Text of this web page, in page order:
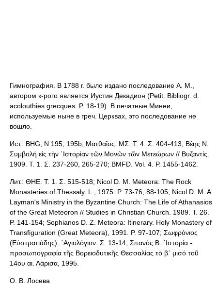
Гимнография. В 1788 г. было издано последование А. М.,
автором к-рого является Иустин Декадион (Petit. Bibliogr. d.
acolouthies grecques. P. 18-19). В печатные Минеи,
используемые ныне в греч. Церквах, это последование не
вошло.
Ист.: BHG, N 195, 195b; Ματθαῖος. ΜΣ. T. 4. Σ. 404-413; Βέης Ν.
Συμβολή εἰς τὴν ῾Ιστορίαν τῶν Μονῶν τῶν Μετεώρων // Βυζαντίς.
1909. Τ. 1. Σ. 237-260, 265-270; BMFD. Vol. 4. P. 1455-1462.
Лит.: ΘΗΕ. Τ. 1. Σ. 515-518; Nicol D. M. Meteora: The Rock
Monasteries of Thessaly. L., 1975. P. 73-76, 88-105; Nicol D. M. A
Layman's Ministry in the Byzantine Church: The Life of Athanasios
of the Great Meteoron // Studies in Christian Church. 1989. T. 26.
P. 141-154; Sophianos D. Z. Meteora: Itinerary. Holy Monastery of
Transfiguration (Great Meteora), 1991. P. 97-107; Σωφρόνιος
(Εὐστρατιάδης). ῾Αγιολόγιον. Σ. 13-14; Σπανός Β. ῾Ιστορία -
προσωπογραφία τῆς Βορειοδυτικῆς Θεσσαλίας τὸ β´ μισό τοῦ
14ου αι. Λάρισα, 1995.
О. В. Лосева